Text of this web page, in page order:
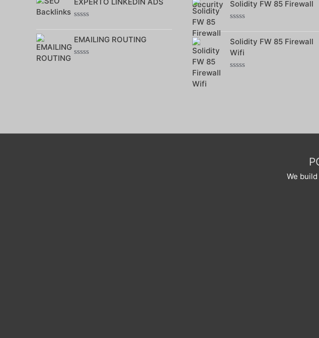
sur
EXPERTO LINKEDIN ADS
sur
EMAILING ROUTING
0
5
Solidity FW 85 Firewall
sur
5
Solidity FW 85 Firewall
Wifi
We